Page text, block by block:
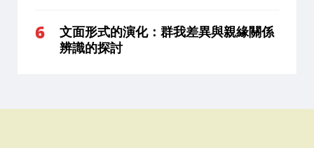
文面形式的演化：群我差異與親緣關係
辨識的探討